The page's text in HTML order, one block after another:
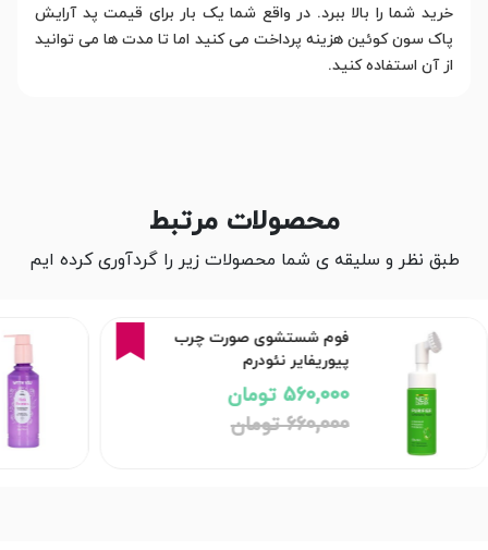
خرید شما را بالا ببرد. در واقع شما یک بار برای قیمت پد آرایش
پاک سون کوئین هزینه پرداخت می کنید اما تا مدت ها می توانید
از آن استفاده کنید.
محصولات مرتبط
طبق نظر و سلیقه ی شما محصولات زیر را گردآوری کرده ایم
فوم شستشوی صورت چرب
پیوریفایر نئودرم
560,000 تومان
660,000 تومان